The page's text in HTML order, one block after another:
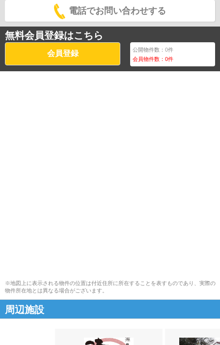
電話でお問い合わせする
無料会員登録はこちら
会員登録 公開物件数：0件
会員物件数：0件
※地図上に表示される物件の位置は付近住所に所在することを表すものであり、実際の
物件所在地とは異なる場合がございます。
周辺施設